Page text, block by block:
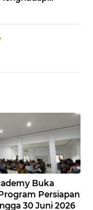
Buka
Persiapan
30 Juni 2026